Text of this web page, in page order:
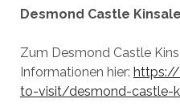
Desmond Castle Kinsale
Zum Desmond Castle
Informationen hier: https://
to-visit/desmond-castle-